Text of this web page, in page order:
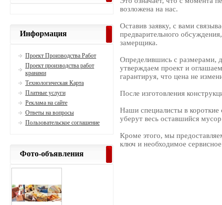
возложена на нас.
Оставив заявку, с вами
предварительного
замерщика.
Определившись с размерами,
утверждаем проект и
гарантируя, что цена не
После изготовления
Наши специалисты в короткие
уберут весь оставшийся
Кроме этого, мы
ключ и необходимое
Информация
Проект Производства Работ
Проект производства работ
кранами
Технологическая Карта
Платные услуги
Реклама на сайте
Ответы на вопросы
Пользовательское соглашение
Фото-объявления